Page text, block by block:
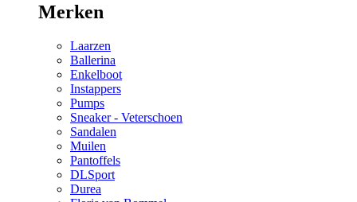
Merken
Laarzen
Ballerina
Enkelboot
Instappers
Pumps
Sneaker - Veterschoen
Sandalen
Muilen
Pantoffels
DLSport
Durea